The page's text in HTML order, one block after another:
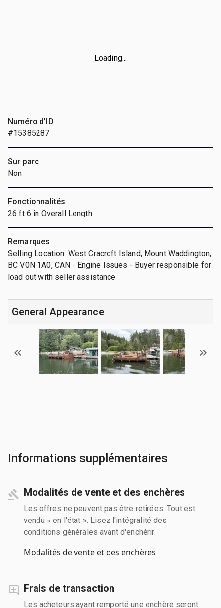
Loading...
Numéro d'ID
#15385287
Sur parc
Non
Fonctionnalités
26 ft 6 in Overall Length
Remarques
Selling Location: West Cracroft Island, Mount Waddington,
BC V0N 1A0, CAN - Engine Issues - Buyer responsible for
load out with seller assistance
General Appearance
Informations supplémentaires
Modalités de vente et des enchères
Les offres ne peuvent pas être retirées. Tout est
vendu « en l'état ». Lisez l'intégralité des
conditions générales avant d'enchérir.
Modalités de vente et des enchères
Frais de transaction
Les acheteurs ayant remporté une enchère seront